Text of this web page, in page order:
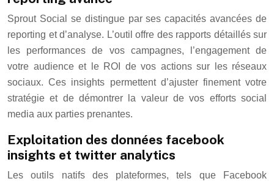
Sprout Social se distingue par ses capacités avancées de
reporting et d’analyse. L’outil offre des rapports détaillés sur
les performances de vos campagnes, l’engagement de
votre audience et le ROI de vos actions sur les réseaux
sociaux. Ces insights permettent d’ajuster finement votre
stratégie et de démontrer la valeur de vos efforts social
media aux parties prenantes.
Exploitation des données facebook
insights et twitter analytics
Les outils natifs des plateformes, tels que Facebook